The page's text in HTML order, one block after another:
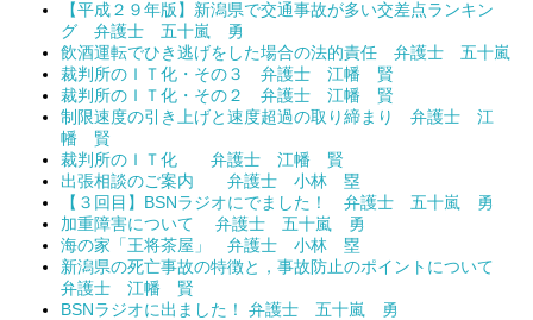
【平成２９年版】新潟県で交通事故が多い交差点ランキン
グ 弁護士 五十嵐 勇
飲酒運転でひき逃げをした場合の法的責任 弁護士 五十嵐
裁判所のＩＴ化・その３ 弁護士 江幡 賢
裁判所のＩＴ化・その２ 弁護士 江幡 賢
制限速度の引き上げと速度超過の取り締まり 弁護士 江
幡 賢
裁判所のＩＴ化 弁護士 江幡 賢
出張相談のご案内 弁護士 小林 塁
【３回目】BSNラジオにでました！ 弁護士 五十嵐 勇
加重障害について 弁護士 五十嵐 勇
海の家「王将茶屋」 弁護士 小林 塁
新潟県の死亡事故の特徴と，事故防止のポイントについて
弁護士 江幡 賢
BSNラジオに出ました！ 弁護士 五十嵐 勇